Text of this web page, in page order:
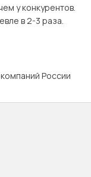
у конкурентов.
в 2-3 раза.
России